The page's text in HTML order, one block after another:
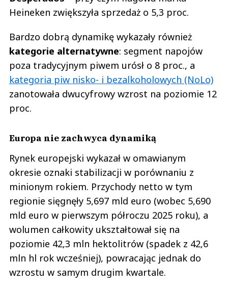
Heineken zwiększyła sprzedaż o 5,3 proc.
Bardzo dobrą dynamikę wykazały również
kategorie alternatywne: segment napojów
poza tradycyjnym piwem urósł o 8 proc., a
kategoria piw nisko- i bezalkoholowych (NoLo)
zanotowała dwucyfrowy wzrost na poziomie 12
proc.
Europa nie zachwyca dynamiką
Rynek europejski wykazał w omawianym
okresie oznaki stabilizacji w porównaniu z
minionym rokiem. Przychody netto w tym
regionie sięgnęły 5,697 mld euro (wobec 5,690
mld euro w pierwszym półroczu 2025 roku), a
wolumen całkowity ukształtował się na
poziomie 42,3 mln hektolitrów (spadek z 42,6
mln hl rok wcześniej), powracając jednak do
wzrostu w samym drugim kwartale.